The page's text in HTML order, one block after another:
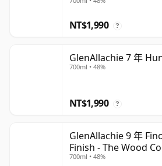
NT$1,990 ?
GlenAllachie 7 年
700ml • 48%
NT$1,990 ?
GlenAllachie 9 年
Finish - The Wood
700ml • 48%